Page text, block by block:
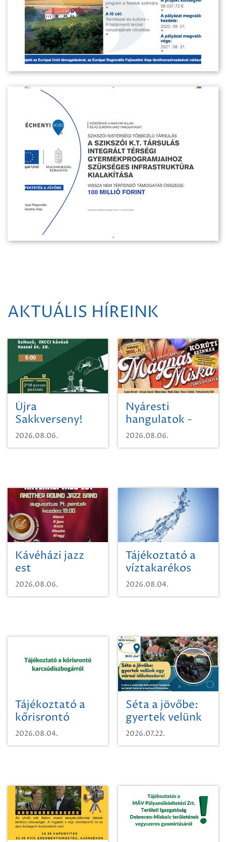
AKTUÁLIS HÍREINK
Újra
Sakkverseny!
2026.08.06.
Nyáresti
hangulatok -
Mágnás Miska
2026.08.06.
Kávéházi jazz
est
2026.08.06.
Tájékoztató a
víztakarékos
vízhasználatról
2026.08.04.
Tájékoztató a
kőrisrontó
karcsúdíszbogárról
2026.08.04.
Séta a jövőbe:
gyertek velünk
egy városi
időutazásra!
2026.07.22.